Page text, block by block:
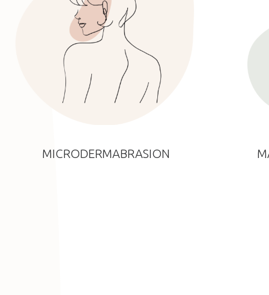
MICRODERMABRASION